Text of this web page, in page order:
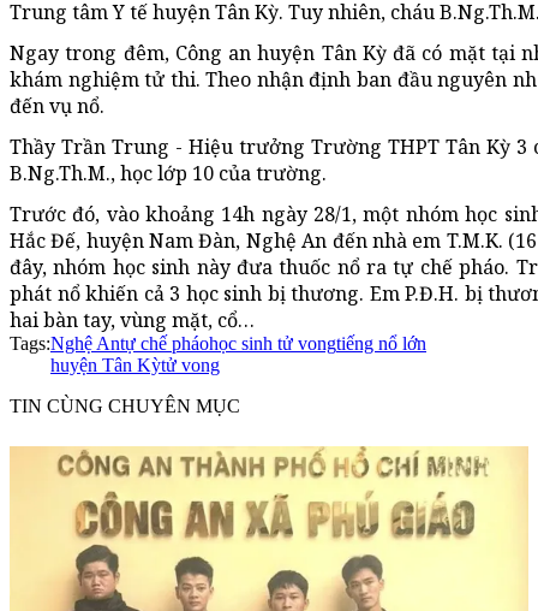
Trung tâm Y tế huyện Tân Kỳ. Tuy nhiên, cháu
Ngay trong đêm, Công an huyện Tân Kỳ đã có mặt tại
khám nghiệm tử thi. Theo nhận định ban đầu nguyên
đến vụ nổ.
Thầy Trần Trung - Hiệu trưởng Trường THPT Tân Kỳ 3
B.Ng.Th.M., học lớp 10 của trường.
Trước đó, vào khoảng 14h ngày 28/1, một nhóm học
Hắc Đế, huyện Nam Đàn, Nghệ An đến nhà em T.M.K.
đây, nhóm học sinh này đưa thuốc nổ ra tự chế pháo.
phát nổ khiến cả 3 học sinh bị thương. Em P.Đ.H. bị
hai bàn tay, vùng mặt, cổ…
Tags:Nghệ Antự chế pháohọc sinh tử vongtiếng nổ lớn
huyện Tân Kỳtử vong
TIN CÙNG CHUYÊN MỤC